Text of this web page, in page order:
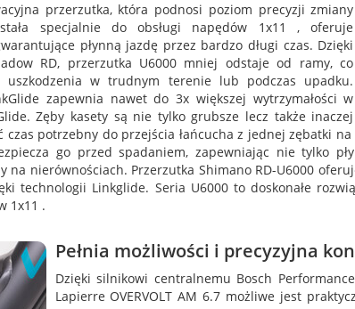
przerzutka, która podnosi poziom precyzji zmiany
specjalnie do obsługi napędów 1x11 , oferuje
płynną jazdę przez bardzo długi czas. Dzięki
RD, przerzutka U6000 mniej odstaje od ramy, co
w trudnym terenie lub podczas upadku.
zapewnia nawet do 3x większej wytrzymałości w
Zęby kasety są nie tylko grubsze lecz także inaczej
czas potrzebny do przejścia łańcucha z jednej zębatki
go przed spadaniem, zapewniając nie tylko
na nierównościach. Przerzutka Shimano RD-U6000
technologii Linkglide. Seria U6000 to doskonałe
1x11 .
Pełnia możliwości i precyzyjna
Dzięki silnikowi centralnemu Bosch
Lapierre OVERVOLT AM 6.7 możliwe jest